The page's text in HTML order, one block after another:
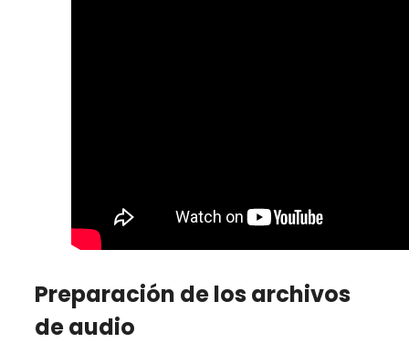
Preparación de los archivos
de audio